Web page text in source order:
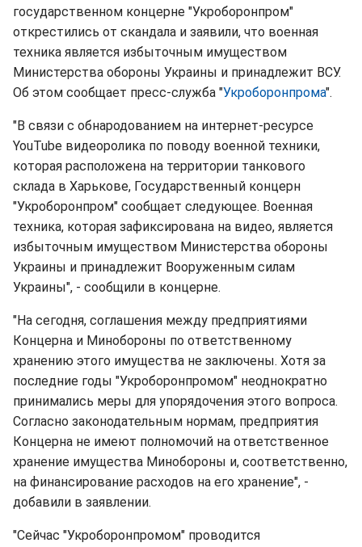
государственном концерне "Укроборонпром"
открестились от скандала и заявили, что военная
техника является избыточным имуществом
Министерства обороны Украины и принадлежит ВСУ.
Об этом сообщает пресс-служба "Укроборонпрома".
"В связи с обнародованием на интернет-ресурсе
YouTube видеоролика по поводу военной техники,
которая расположена на территории танкового
склада в Харькове, Государственный концерн
"Укроборонпром" сообщает следующее. Военная
техника, которая зафиксирована на видео, является
избыточным имуществом Министерства обороны
Украины и принадлежит Вооруженным силам
Украины", - сообщили в концерне.
"На сегодня, соглашения между предприятиями
Концерна и Минобороны по ответственному
хранению этого имущества не заключены. Хотя за
последние годы "Укроборонпромом" неоднократно
принимались меры для упорядочения этого вопроса.
Согласно законодательным нормам, предприятия
Концерна не имеют полномочий на ответственное
хранение имущества Минобороны и, соответственно,
на финансирование расходов на его хранение", -
добавили в заявлении.
"Сейчас "Укроборонпромом" проводится